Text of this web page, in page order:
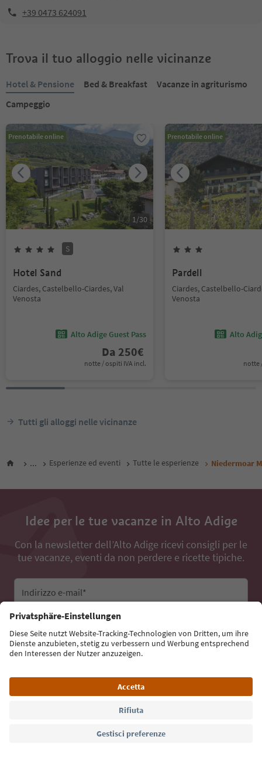
+39 0473 624091
Trova il tuo alloggio nelle vicinanze
Hotel & Pensione Bed & Breakfast
Vacanze in agriturismo
Campeggio
Prenotabile online
1/30
S
Hotel Sand
Ciardes, Castelbello-Ciardes, Val
Venosta
Alto Adige Guest Pass
Da 250€
notte / ospiti IVA incl.
Prenotabile online
Pardell
Ciardes, Castelbello-
Venosta
Alto
notte
Tutti gli alloggi nelle vicinanze
... Esperienze ed eventi Tutte le esperienze Niedermoar
Idee per le tue vacanze in Alto Adige
Con la newsletter dell’Alto Adige ricevi consigli per le
tue vacanze, eventi da non perdere e ricette tipiche.
Indirizzo e-mail*
Iscriviti alla newsletter